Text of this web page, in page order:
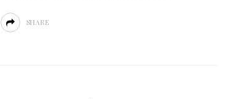
SHARE